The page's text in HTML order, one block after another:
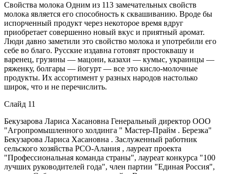
Свойства молока Одним из 113 замечательных свойств
молока является его способность к сквашиванию. Вроде бы
испорченный продукт через некоторое время вдруг
приобретает совершенно новый вкус и приятный аромат.
Люди давно заметили это свойство молока и употребили его
себе во благо. Русские издавна готовят простоквашу и
варенец, грузины — мацони, казахи — кумыс, украинцы —
ряженку, болгары — йогурт — все это кисло-молочные
продукты. Их ассортимент у разных народов настолько
широк, что и не перечислить.
Слайд 11
Бекузарова Лариса Хасановна Генеральный директор ООО
"Агропромышленного холдинга " Мастер-Прайм . Березка"
Бекузарова Лариса Хасановна . Заслуженный работник
сельского хозяйства РСО-Алания , лауреат проекта
"Профессиональная команда страны", лауреат конкурса "100
лучших руководителей года", член партии "Единая Россия",